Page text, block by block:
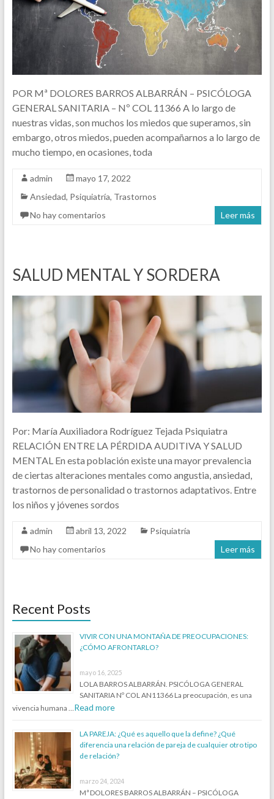
POR Mª DOLORES BARROS ALBARRÁN – PSICÓLOGA
GENERAL SANITARIA – Nº COL 11366 A lo largo de
nuestras vidas, son muchos los miedos que superamos, sin
embargo, otros miedos, pueden acompañarnos a lo largo de
mucho tiempo, en ocasiones, toda
admin
mayo 17, 2022
Ansiedad, Psiquiatría, Trastornos
No hay comentarios
Leer más
SALUD MENTAL Y SORDERA
Por: María Auxiliadora Rodríguez Tejada Psiquiatra
RELACIÓN ENTRE LA PÉRDIDA AUDITIVA Y SALUD
MENTAL En esta población existe una mayor prevalencia
de ciertas alteraciones mentales como angustia, ansiedad,
trastornos de personalidad o trastornos adaptativos. Entre
los niños y jóvenes sordos
admin abril 13, 2022
Psiquiatría
No hay comentarios
Leer más
Recent Posts
VIVIR CON UNA MONTAÑA DE PREOCUPACIONES:
¿CÓMO AFRONTARLO?
mayo 16, 2025
LOLA BARROS ALBARRÁN. PSICÓLOGA GENERAL
SANITARIA Nº COL AN11366 La preocupación, es una
vivencia humana …Read more
LA PAREJA: ¿Qué es aquello que la define? ¿Qué
diferencia una relación de pareja de cualquier otro tipo
de relación?
marzo 24, 2024
Mª DOLORES BARROS ALBARRÁN – PSICÓLOGA